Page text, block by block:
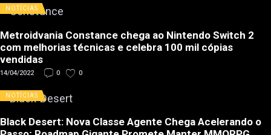
NOTÍCIAS
Metroidvania Constance chega ao Nintendo Switch 2
com melhorias técnicas e celebra 100 mil cópias
vendidas
14/04/2022 0 0
NOTÍCIAS
Black Desert: Nova Classe Agente Chega Acelerando o